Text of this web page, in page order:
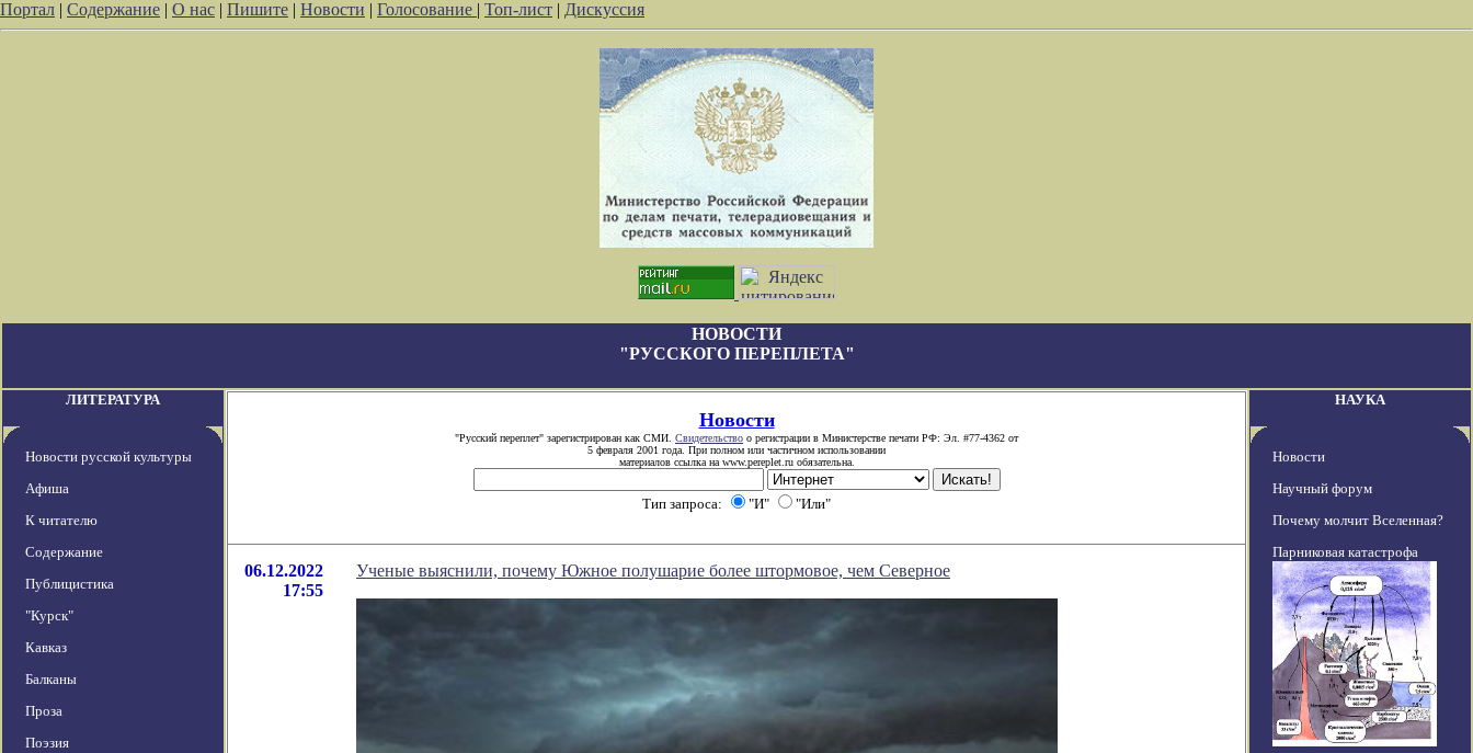
Портал | Содержание | О нас | Пишите | Новости | Голосование | Топ-лист | Дискуссия
НОВОСТИ
"РУССКОГО ПЕРЕПЛЕТА"
ЛИТЕРАТУРА
Новости русской культуры
Афиша
К читателю
Содержание
Публицистика
"Курск"
Кавказ
Балканы
Проза
Поэзия
Новости
"Русский переплет" зарегистрирован как СМИ. Свидетельство о регистрации в Министерстве печати РФ: Эл. #77-4362 от
5 февраля 2001 года. При полном или частичном использовании
материалов ссылка на www.pereplet.ru обязательна.
Тип запроса: "И" "Или"
06.12.2022
17:55
Ученые выяснили, почему Южное полушарие более штормовое, чем Северное
НАУКА
Новости
Научный форум
Почему молчит Вселенная?
Парниковая катастрофа